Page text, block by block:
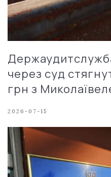
через суд
грн з
2026-07-15